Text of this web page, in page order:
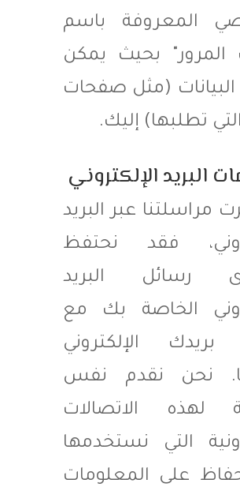
المعروفة باسم
المرور" بحيث يمكن
البيانات (مثل صفحات
تطلبها) إليك.
البريد الإلكتروني
مراسلتنا عبر البريد
فقد نحتفظ
رسائل البريد
الخاصة بك مع
بريدك الإلكتروني
نحن نقدم نفس
لهذه الاتصالات
التي نستخدمها
على المعلومات